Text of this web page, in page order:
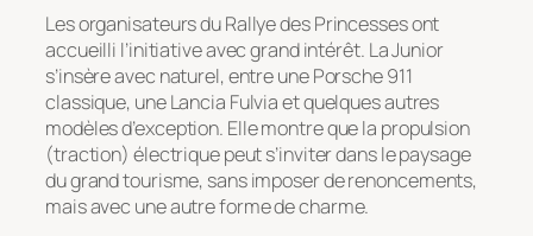
Les organisateurs du Rallye des Princesses ont
accueilli l’initiative avec grand intérêt. La Junior
s’insère avec naturel, entre une Porsche 911
classique, une Lancia Fulvia et quelques autres
modèles d’exception. Elle montre que la propulsion
(traction) électrique peut s’inviter dans le paysage
du grand tourisme, sans imposer de renoncements,
mais avec une autre forme de charme.